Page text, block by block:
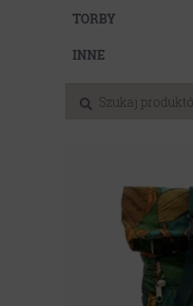
do
do
TORBY
INNE